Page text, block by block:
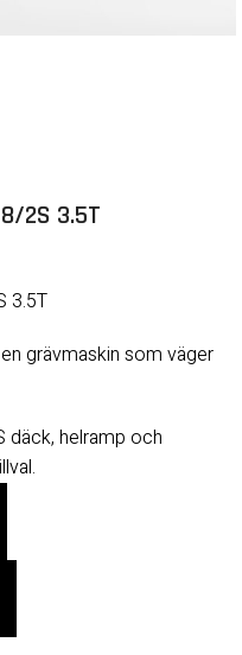
2S 3.5T
3.5T
grävmaskin som väger
däck, helramp och